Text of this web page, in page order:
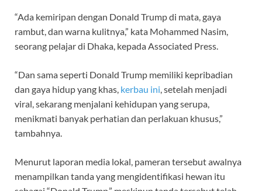
“Ada kemiripan dengan Donald Trump di mata, gaya
rambut, dan warna kulitnya,” kata Mohammed Nasim,
seorang pelajar di Dhaka, kepada Associated Press.
“Dan sama seperti Donald Trump memiliki kepribadian
dan gaya hidup yang khas, kerbau ini, setelah menjadi
viral, sekarang menjalani kehidupan yang serupa,
menikmati banyak perhatian dan perlakuan khusus,”
tambahnya.
Menurut laporan media lokal, pameran tersebut awalnya
menampilkan tanda yang mengidentifikasi hewan itu